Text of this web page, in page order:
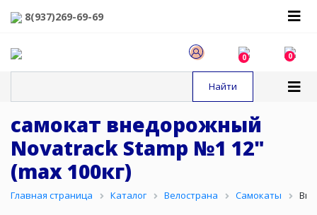
8(937)269-69-69
0 0
самокат внедорожный
Novatrack Stamp №1 12"
(max 100кг)
Главная страница Каталог Велострана Самокаты